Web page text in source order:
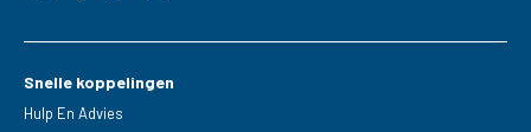
Snelle koppelingen
Hulp En Advies